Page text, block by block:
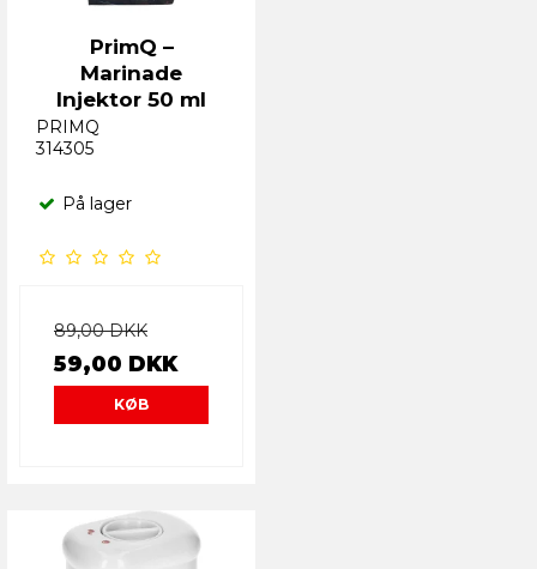
PrimQ –
Marinade
Injektor 50 ml
PRIMQ
314305
På lager
89,00 DKK
59,00 DKK
KØB